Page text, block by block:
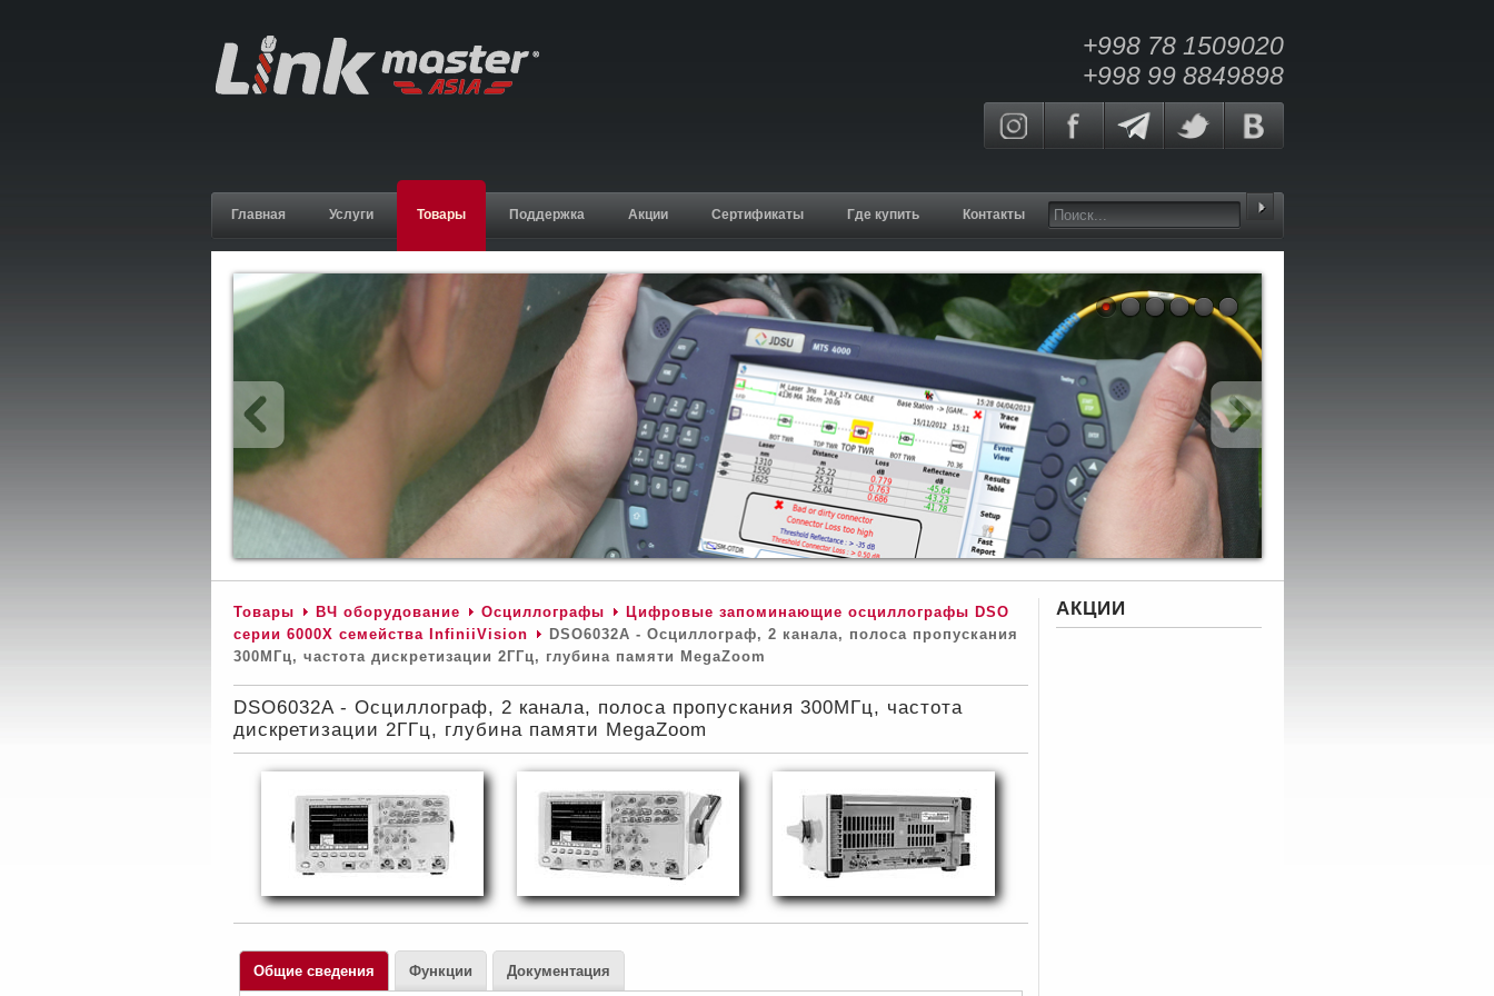
+998 78 1509020
+998 99 8849898
Главная Услуги Товары Поддержка Акции Сертификаты Где купить Контакты
Товары ВЧ оборудование Осциллографы
Цифровые запоминающие осциллографы DSO
серии 6000Х семейства InfiniiVision
DSO6032A - Осциллограф, 2 канала, полоса пропускания
300МГц, частота дискретизации 2ГГц, глубина памяти MegaZoom
DSO6032A - Осциллограф, 2 канала, полоса пропускания 300МГц, частота
дискретизации 2ГГц, глубина памяти MegaZoom
Общие сведения Функции Документация
АКЦИИ